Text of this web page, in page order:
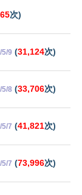
次)
9 (31,124次)
5/8 (33,706次)
7 (41,821次)
7 (73,996次)